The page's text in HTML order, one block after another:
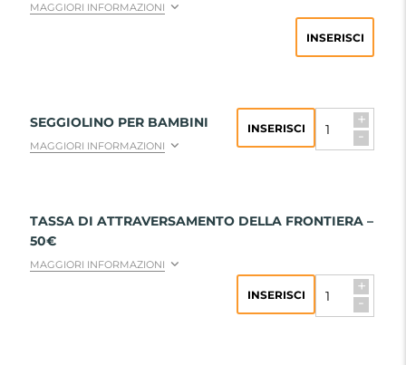
MAGGIORI INFORMAZIONI
INSERISCI
SEGGIOLINO PER BAMBINI
MAGGIORI INFORMAZIONI
+
-
INSERISCI
TASSA DI ATTRAVERSAMENTO DELLA FRONTIERA –
50€
MAGGIORI INFORMAZIONI
+
-
INSERISCI